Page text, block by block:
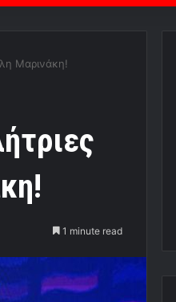
Μαρινάκη!
1 minute read